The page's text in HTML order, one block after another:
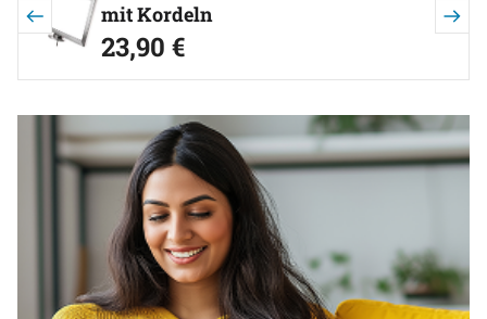
mit Kordeln
23,90 €